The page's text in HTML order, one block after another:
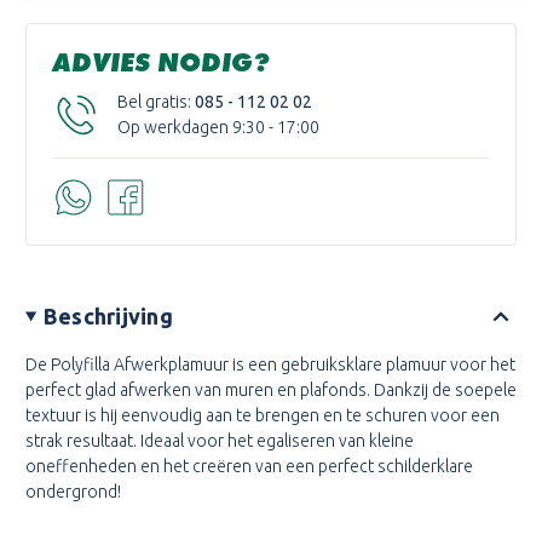
ADVIES NODIG?
Bel gratis: 085 - 112 02 02
Op werkdagen 9:30 - 17:00
Beschrijving
De Polyfilla Afwerkplamuur is een gebruiksklare plamuur voor het
perfect glad afwerken van muren en plafonds. Dankzij de soepele
textuur is hij eenvoudig aan te brengen en te schuren voor een
strak resultaat. Ideaal voor het egaliseren van kleine
oneffenheden en het creëren van een perfect schilderklare
ondergrond!